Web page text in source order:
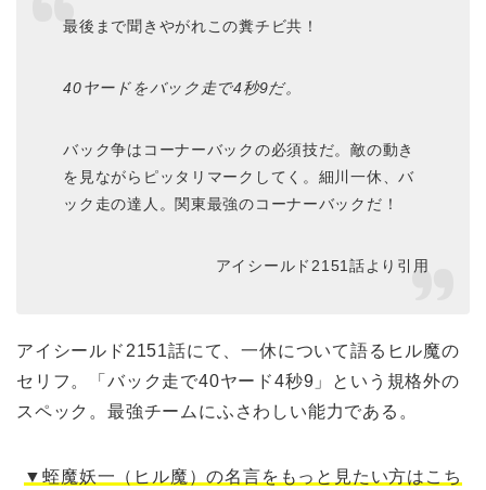
最後まで聞きやがれこの糞チビ共！
40ヤードをバック走で4秒9だ。
バック争はコーナーバックの必須技だ。敵の動き
を見ながらピッタリマークしてく。細川一休、バ
ック走の達人。関東最強のコーナーバックだ！
アイシールド2151話より引用
アイシールド2151話にて、一休について語るヒル魔の
セリフ。「バック走で40ヤード4秒9」という規格外の
スペック。最強チームにふさわしい能力である。
▼蛭魔妖一（ヒル魔）の名言をもっと見たい方はこち